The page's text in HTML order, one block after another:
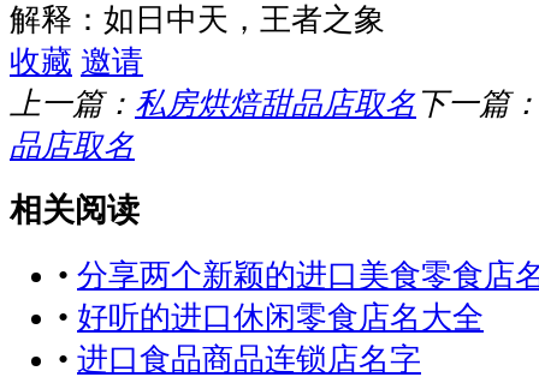
解释：如日中天，王者之象
收藏 邀请
上一篇： 私房烘焙甜品店取名下一篇
品店取名
相关阅读
• 分享两个新颖的进口美食零食店
• 好听的进口休闲零食店名大全
• 进口食品商品连锁店名字